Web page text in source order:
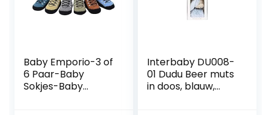
Baby Emporio-3 of
6 Paar-Baby
Sokjes-Baby
Interbaby DU008-
01 Dudu Beer muts
in doos, blauw,